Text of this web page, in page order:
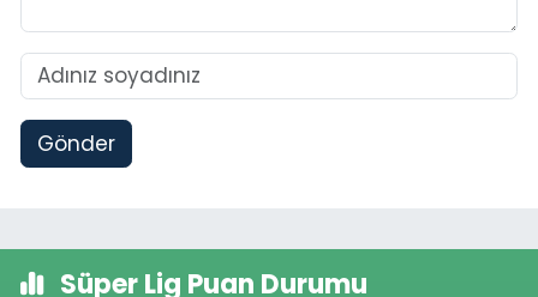
Gönder
Süper Lig Puan Durumu